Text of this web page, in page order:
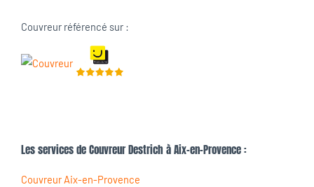
Couvreur référencé sur :
Les services de Couvreur Destrich à Aix-en-Provence :
Couvreur Aix-en-Provence